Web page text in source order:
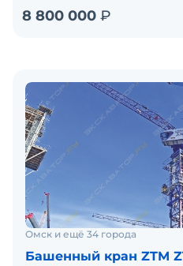
8 800 000 ₽
Омск и ещё 34 города
Башенный кран ZTM